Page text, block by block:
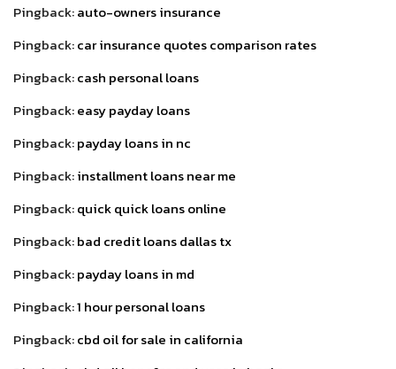
Pingback:auto-owners insurance
Pingback:car insurance quotes comparison rates
Pingback:cash personal loans
Pingback:easy payday loans
Pingback:payday loans in nc
Pingback:installment loans near me
Pingback:quick quick loans online
Pingback:bad credit loans dallas tx
Pingback:payday loans in md
Pingback:1 hour personal loans
Pingback:cbd oil for sale in california